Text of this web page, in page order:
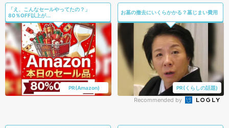
「え、こんなセールやってたの？」
80％OFF以上が...
PR(Amazon)
お墓の撤去にいくらかかる？墓じまい費用
PR(くらしの話題)
Recommended by